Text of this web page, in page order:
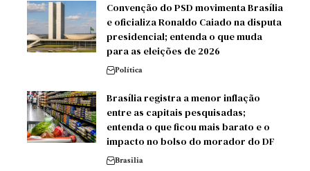
Convenção do PSD movimenta Brasília
e oficializa Ronaldo Caiado na disputa
presidencial; entenda o que muda
para as eleições de 2026
Política
Brasília registra a menor inflação
entre as capitais pesquisadas;
entenda o que ficou mais barato e o
impacto no bolso do morador do DF
Brasilia